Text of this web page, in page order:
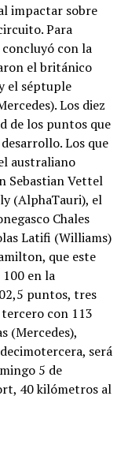
impactar sobre
Para
con la
el británico
el séptuple
Los diez
de los puntos que
Los que
australiano
Sebastian Vettel
(AlphaTauri), el
Chales
Latifi (Williams)
que este
en la
puntos, tres
con 113
(Mercedes),
será
5 de
40 kilómetros al